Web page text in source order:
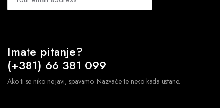
Imate pitanje?
(+381) 66 381 099
Ako ti se niko ne javi, spavamo. Nazvaće te neko kada ustane.